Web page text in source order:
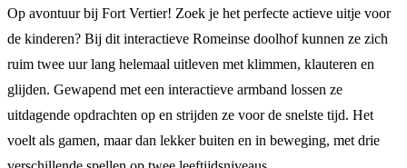
Op avontuur bij Fort Vertier! Zoek je het perfecte actieve uitje voor
de kinderen? Bij dit interactieve Romeinse doolhof kunnen ze zich
ruim twee uur lang helemaal uitleven met klimmen, klauteren en
glijden. Gewapend met een interactieve armband lossen ze
uitdagende opdrachten op en strijden ze voor de snelste tijd. Het
voelt als gamen, maar dan lekker buiten en in beweging, met drie